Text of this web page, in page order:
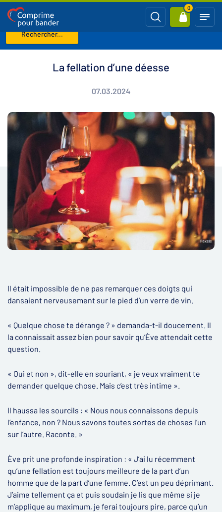
Rechercher...
0
Page d'accueil Blog
La fellation d’une déesse
07.03.2024
Il était impossible de ne pas remarquer ces doigts qui
dansaient nerveusement sur le pied d’un verre de vin.
« Quelque chose te dérange ? » demanda-t-il doucement. Il
la connaissait assez bien pour savoir qu’Ève attendait cette
question.
« Oui et non », dit-elle en souriant, « je veux vraiment te
demander quelque chose. Mais c’est très intime ».
Il haussa les sourcils : « Nous nous connaissons depuis
l’enfance, non ? Nous savons toutes sortes de choses l’un
sur l’autre. Raconte. »
Ève prit une profonde inspiration : « J’ai lu récemment
qu’une fellation est toujours meilleure de la part d’un
homme que de la part d’une femme. C’est un peu déprimant.
J’aime tellement ça et puis soudain je lis que même si je
m’applique au maximum, je ferai toujours pire, parce qu’un